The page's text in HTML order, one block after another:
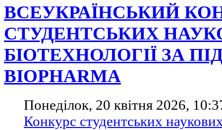
ВСЕУКРАЇНСЬКИЙ
СТУДЕНТСЬКИХ
БІОТЕХНОЛОГІЇ ЗА
BIOPHARMA
Понеділок, 20 квітня 2026,
Конкурс студентських